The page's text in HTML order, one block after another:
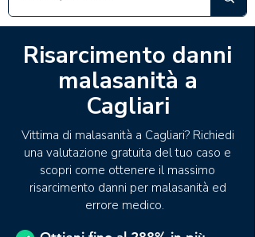
Risarcimento danni
malasanità a
Cagliari
Vittima di malasanità a Cagliari? Richiedi
una valutazione gratuita del tuo caso e
scopri come ottenere il massimo
risarcimento danni per malasanità ed
errore medico.